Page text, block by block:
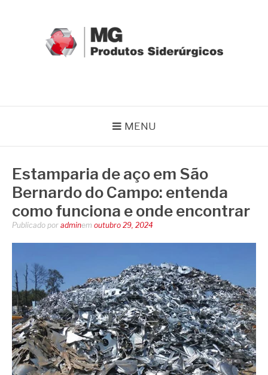
MENU
Estamparia de aço em São
Bernardo do Campo: entenda
como funciona e onde encontrar
Publicado por adminem outubro 29, 2024